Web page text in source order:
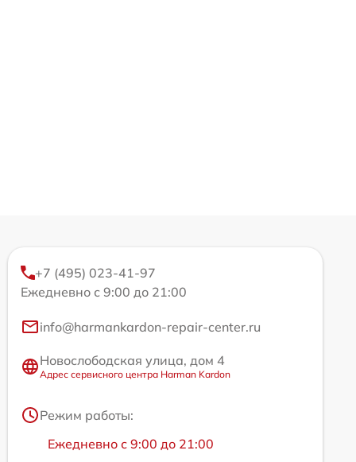
+7 (495) 023-41-97
Ежедневно с 9:00 до 21:00
info@harmankardon-repair-center.ru
Новослободская улица, дом 4
Адрес сервисного центра Harman Kardon
Режим работы:
Ежедневно с 9:00 до 21:00